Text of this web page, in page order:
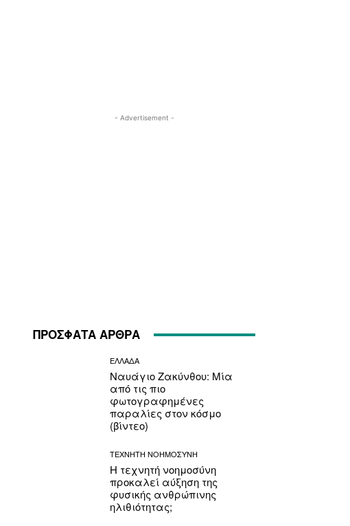
- Advertisement -
ΠΡΟΣΦΑΤΑ ΑΡΘΡΑ
ΕΛΛΑΔΑ
Ναυάγιο Ζακύνθου: Μία
από τις πιο
φωτογραφημένες
παραλίες στον κόσμο
(βίντεο)
ΤΕΧΝΗΤΗ ΝΟΗΜΟΣΥΝΗ
Η τεχνητή νοημοσύνη
προκαλεί αύξηση της
φυσικής ανθρώπινης
ηλιθιότητας;